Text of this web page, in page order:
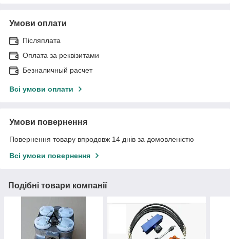
Умови оплати
Післяплата
Оплата за реквізитами
Безналичный расчет
Всі умови оплати
Умови повернення
Повернення товару впродовж 14 днів за домовленістю
Всі умови повернення
Подібні товари компанії